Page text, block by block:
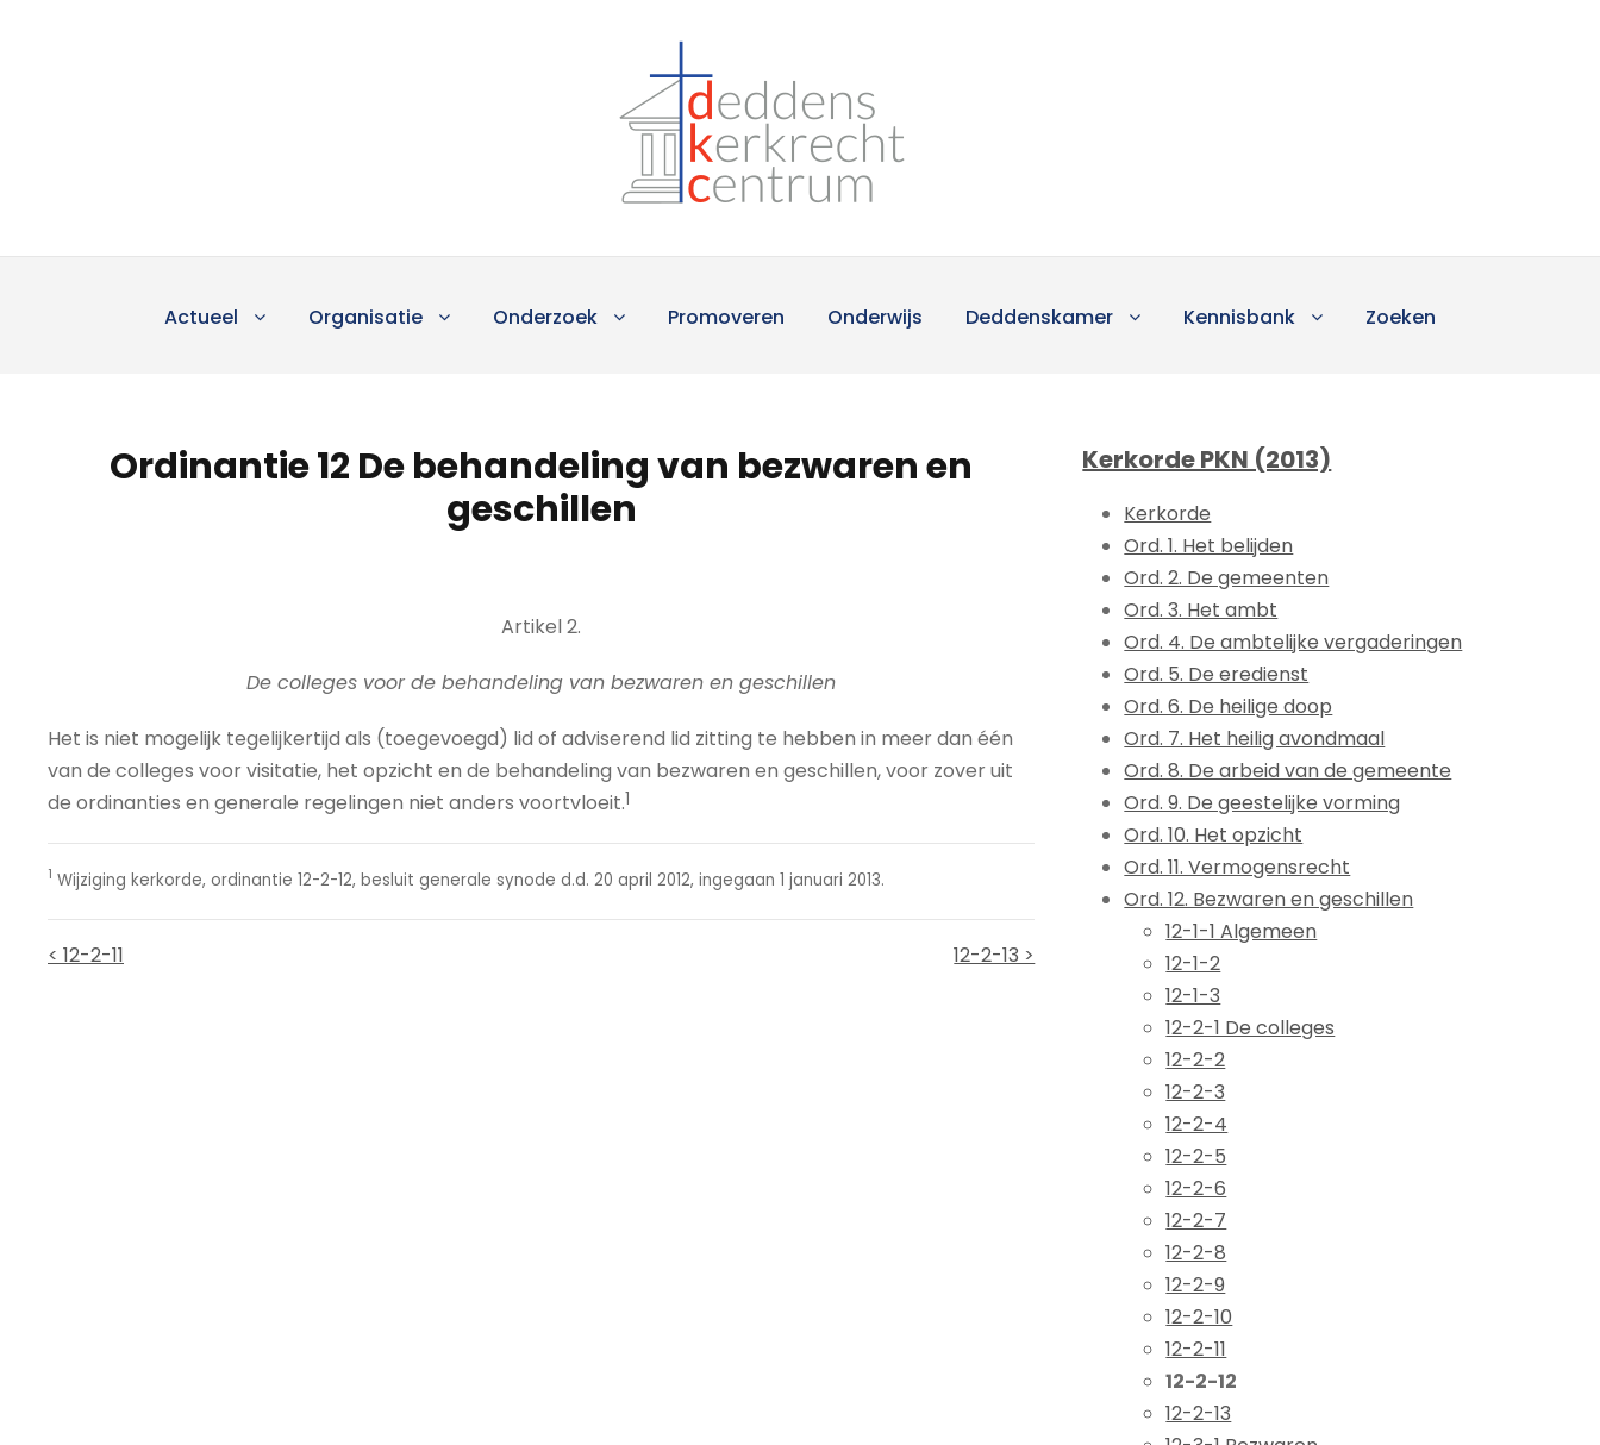
Actueel Organisatie Onderzoek Promoveren Onderwijs Deddenskamer Kennisbank Zoeken
Ordinantie 12 De behandeling van bezwaren en
geschillen
Artikel 2.
De colleges voor de behandeling van bezwaren en geschillen
Het is niet mogelijk tegelijkertijd als (toegevoegd) lid of adviserend lid zitting te hebben in meer dan één
van de colleges voor visitatie, het opzicht en de behandeling van bezwaren en geschillen, voor zover uit
de ordinanties en generale regelingen niet anders voortvloeit.1
1 Wijziging kerkorde, ordinantie 12-2-12, besluit generale synode d.d. 20 april 2012, ingegaan 1 januari 2013.
< 12-2-11 12-2-13 >
Kerkorde PKN (2013)
Kerkorde
Ord. 1. Het belijden
Ord. 2. De gemeenten
Ord. 3. Het ambt
Ord. 4. De ambtelijke vergaderingen
Ord. 5. De eredienst
Ord. 6. De heilige doop
Ord. 7. Het heilig avondmaal
Ord. 8. De arbeid van de gemeente
Ord. 9. De geestelijke vorming
Ord. 10. Het opzicht
Ord. 11. Vermogensrecht
Ord. 12. Bezwaren en geschillen
12-1-1 Algemeen
12-1-2
12-1-3
12-2-1 De colleges
12-2-2
12-2-3
12-2-4
12-2-5
12-2-6
12-2-7
12-2-8
12-2-9
12-2-10
12-2-11
12-2-12
12-2-13